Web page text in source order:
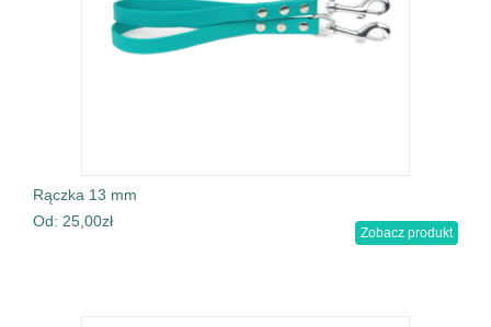
Rączka 13 mm
Od: 25,00zł
Zobacz produkt